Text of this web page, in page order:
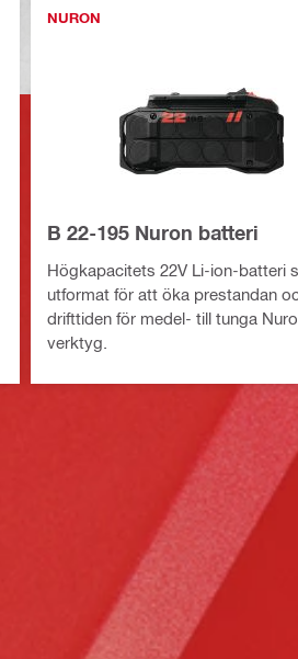
NURON
B 22-195 Nuron batteri
Högkapacitets 22V Li-ion-batteri
utformat för att öka prestandan
drifttiden för medel- till tunga
verktyg.